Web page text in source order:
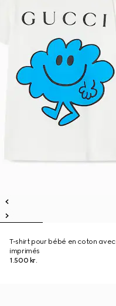
T-shirt pour bébé en coton avec
imprimés
1.500 kr.